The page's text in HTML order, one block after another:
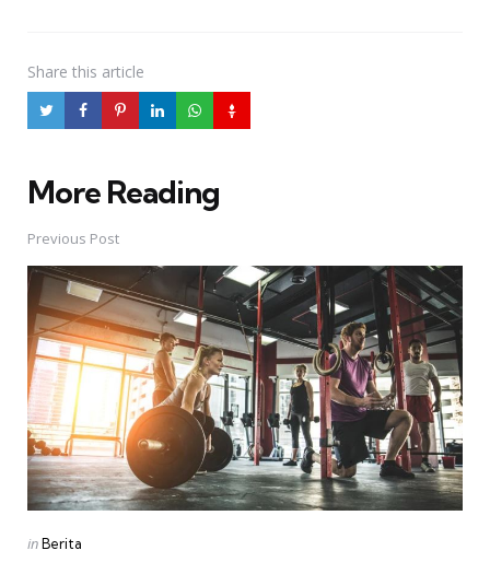
Share this article
More Reading
Post
navigation
Previous Post
Posted
inBerita